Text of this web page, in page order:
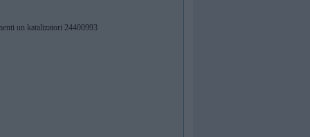
un katalizatori 24400993